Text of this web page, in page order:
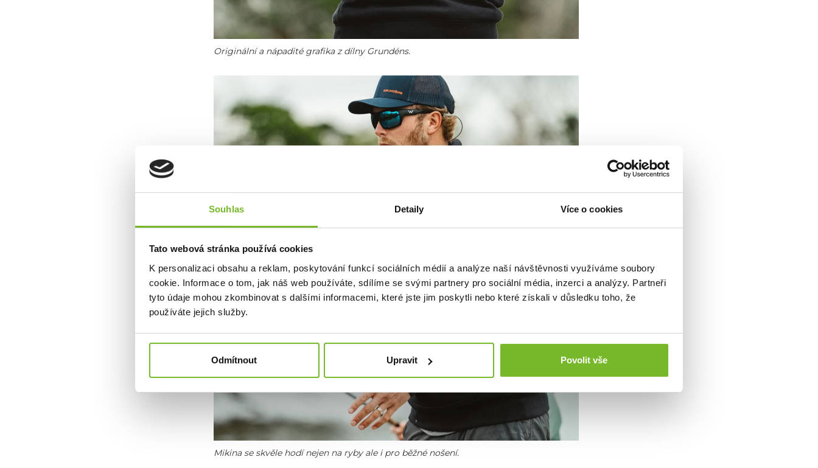
Souhlas Detaily Více o cookies
Tato webová stránka používá cookies
K personalizaci obsahu a reklam, poskytování funkcí sociálních médií a analýze naší návštěvnosti využíváme soubory
cookie. Informace o tom, jak náš web používáte, sdílíme se svými partnery pro sociální média, inzerci a analýzy. Partneři
tyto údaje mohou zkombinovat s dalšími informacemi, které jste jim poskytli nebo které získali v důsledku toho, že
používáte jejich služby.
Odmítnout Upravit Povolit vše
Originální a nápadité grafika z dílny Grundéns.
Mikina se skvěle hodí nejen na ryby ale i pro běžné nošení.